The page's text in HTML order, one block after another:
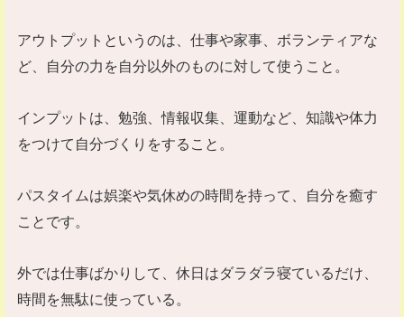
アウトプットというのは、仕事や家事、ボランティアな
ど、自分の力を自分以外のものに対して使うこと。
インプットは、勉強、情報収集、運動など、知識や体力
をつけて自分づくりをすること。
パスタイムは娯楽や気休めの時間を持って、自分を癒す
ことです。
外では仕事ばかりして、休日はダラダラ寝ているだけ、
時間を無駄に使っている。